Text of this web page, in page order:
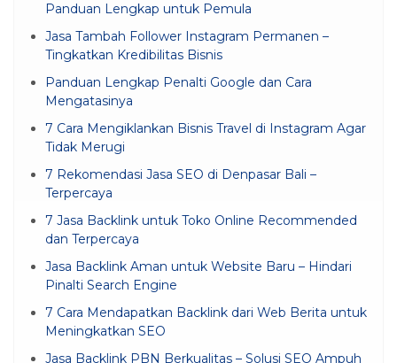
Panduan Lengkap untuk Pemula
Jasa Tambah Follower Instagram Permanen –
Tingkatkan Kredibilitas Bisnis
Panduan Lengkap Penalti Google dan Cara
Mengatasinya
7 Cara Mengiklankan Bisnis Travel di Instagram Agar
Tidak Merugi
7 Rekomendasi Jasa SEO di Denpasar Bali –
Terpercaya
7 Jasa Backlink untuk Toko Online Recommended
dan Terpercaya
Jasa Backlink Aman untuk Website Baru – Hindari
Pinalti Search Engine
7 Cara Mendapatkan Backlink dari Web Berita untuk
Meningkatkan SEO
Jasa Backlink PBN Berkualitas – Solusi SEO Ampuh